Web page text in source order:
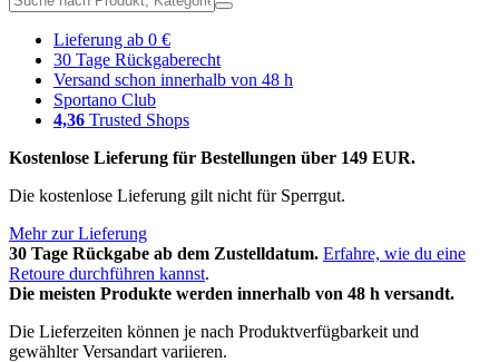
Lieferung ab 0 €
30 Tage Rückgaberecht
Versand schon innerhalb von 48 h
Sportano Club
4,36 Trusted Shops
Kostenlose Lieferung für Bestellungen über 149 EUR.
Die kostenlose Lieferung gilt nicht für Sperrgut.
Mehr zur Lieferung
30 Tage Rückgabe ab dem Zustelldatum. Erfahre, wie du eine
Retoure durchführen kannst.
Die meisten Produkte werden innerhalb von 48 h versandt.
Die Lieferzeiten können je nach Produktverfügbarkeit und
gewählter Versandart variieren.